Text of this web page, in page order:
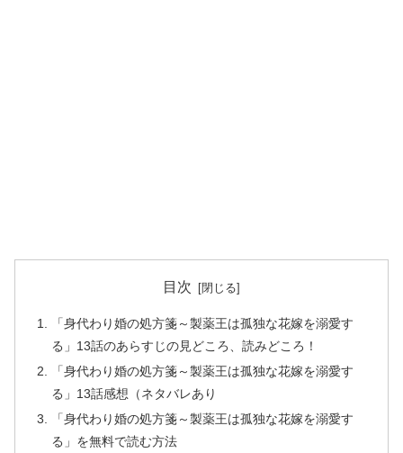
目次
「身代わり婚の処方箋～製薬王は孤独な花嫁を溺愛す
る」13話のあらすじの見どころ、読みどころ！
「身代わり婚の処方箋～製薬王は孤独な花嫁を溺愛す
る」13話感想（ネタバレあり
「身代わり婚の処方箋～製薬王は孤独な花嫁を溺愛す
る」を無料で読む方法